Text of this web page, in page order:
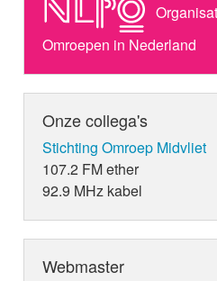
Omroepen in Nederland
Onze collega's
Stichting Omroep Midvliet
107.2 FM ether
92.9 MHz kabel
Webmaster